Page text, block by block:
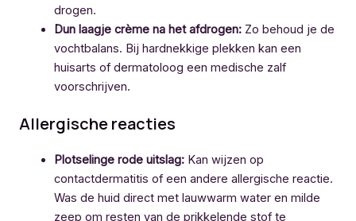
drogen.
Dun laagje crème na het afdrogen:Zo behoud je de
vochtbalans. Bij hardnekkige plekken kan een
huisarts of dermatoloog een medische zalf
voorschrijven.
Allergische reacties
Plotselinge rode uitslag:Kan wijzen op
contactdermatitis of een andere allergische reactie.
Was de huid direct met lauwwarm water en milde
zeep om resten van de prikkelende stof te